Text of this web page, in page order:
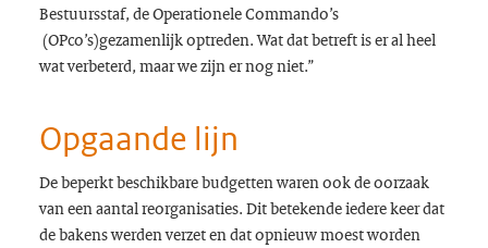
Bestuursstaf, de Operationele Commando’s
(OPco’s)gezamenlijk optreden. Wat dat betreft is er al heel
wat verbeterd, maar we zijn er nog niet.”
Opgaande lijn
De beperkt beschikbare budgetten waren ook de oorzaak
van een aantal reorganisaties. Dit betekende iedere keer dat
de bakens werden verzet en dat opnieuw moest worden